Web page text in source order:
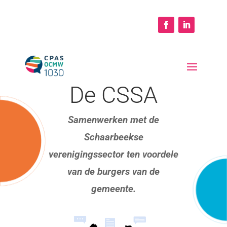
De CSSA
Samenwerken met de
Schaarbeekse
verenigingssector ten voordele
van de burgers van de
gemeente.